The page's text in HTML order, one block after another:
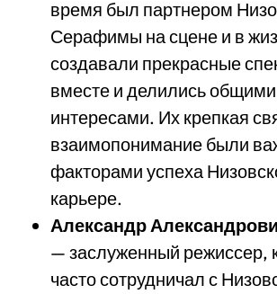
время был партнером
Серафимы на сцене и в
создавали прекрасные
вместе и делились общими
интересами. Их крепкая
взаимопонимание были
факторами успеха
карьере.
Александр
— заслуженный режиссер,
часто сотрудничал с